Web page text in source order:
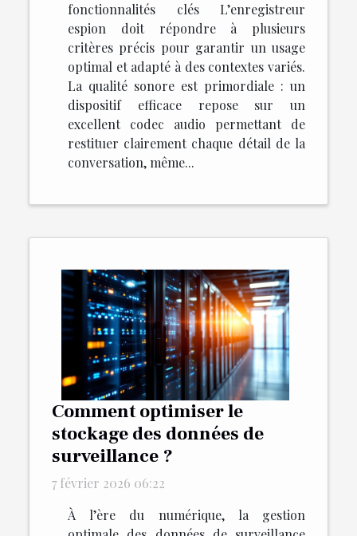
fonctionnalités clés L’enregistreur
espion doit répondre à plusieurs
critères précis pour garantir un usage
optimal et adapté à des contextes variés.
La qualité sonore est primordiale : un
dispositif efficace repose sur un
excellent codec audio permettant de
restituer clairement chaque détail de la
conversation, même...
Comment optimiser le
stockage des données de
surveillance ?
7 février 2026 06:22
À l’ère du numérique, la gestion